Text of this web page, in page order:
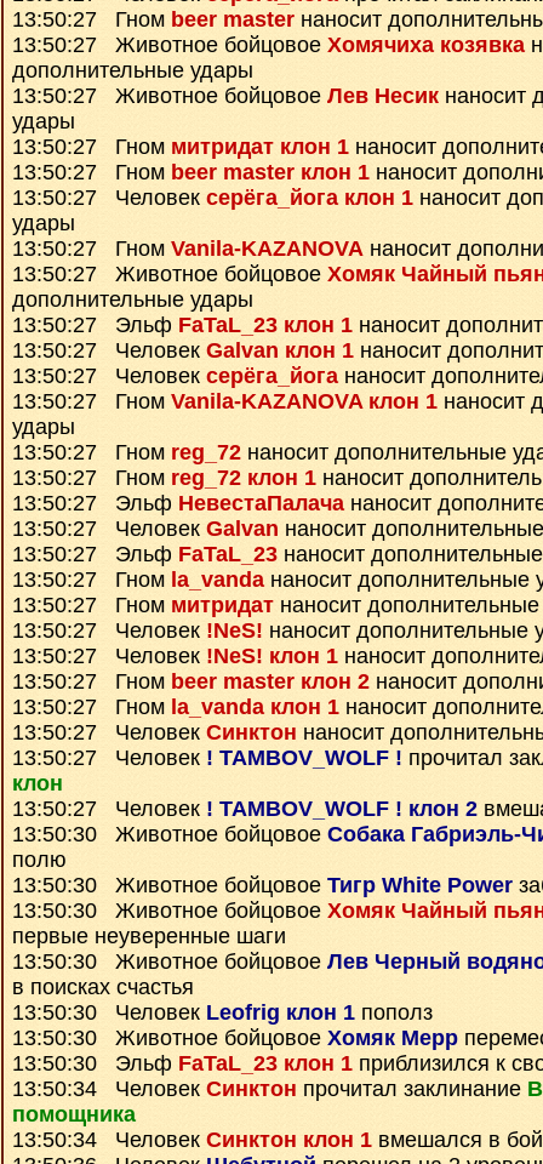
13:50:27 Гном beer master наносит
13:50:27 Животное бойцовое Хомячиха козявка
дополнительные удары
13:50:27 Животное бойцовое Лев Несик наносит
удары
13:50:27 Гном митридат клон 1 наносит
13:50:27 Гном beer master клон 1 наносит
13:50:27 Человек серёга_йога клон 1 наносит
удары
13:50:27 Гном Vanila-KAZANOVA наносит
13:50:27 Животное бойцовое Хомяк Чайный
дополнительные удары
13:50:27 Эльф FaTaL_23 клон 1 наносит
13:50:27 Человек Galvan клон 1 наносит
13:50:27 Человек серёга_йогананосит
13:50:27 Гном Vanila-KAZANOVA клон 1 наносит
удары
13:50:27 Гном reg_72 наносит дополнительные
13:50:27 Гном reg_72 клон 1 наносит
13:50:27 Эльф НевестаПалачананосит
13:50:27 Человек Galvan наносит
13:50:27 Эльф FaTaL_23 наносит
13:50:27 Гном la_vandaнаносит дополнительные
13:50:27 Гном митридат наносит
13:50:27 Человек !NeS! наносит дополнительные
13:50:27 Человек !NeS! клон 1 наносит
13:50:27 Гном beer master клон 2 наносит
13:50:27 Гном la_vanda клон 1 наносит
13:50:27 Человек Синктон наносит
13:50:27 Человек ! TAMBOV_WOLF ! прочитал
клон
13:50:27 Человек ! TAMBOV_WOLF ! клон 2
13:50:30 Животное бойцовое Собака Габриэль-
полю
13:50:30 Животное бойцовое Тигр White Power
13:50:30 Животное бойцовое Хомяк Чайный
первые неуверенные шаги
13:50:30 Животное бойцовое Лев Черный
в поисках счастья
13:50:30 Человек Leofrig клон 1 пополз
13:50:30 Животное бойцовое Хомяк Мерр
13:50:30 Эльф FaTaL_23 клон 1 приблизился к
13:50:34 Человек Синктон прочитал заклинание
помощника
13:50:34 Человек Синктон клон 1 вмешался в бой